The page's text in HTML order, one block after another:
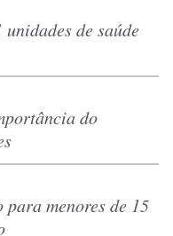
de saúde
do
menores de 15